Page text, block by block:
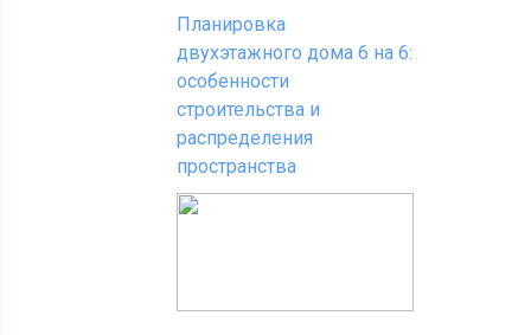
Планировка
двухэтажного дома 6 на 6:
особенности
строительства и
распределения
пространства